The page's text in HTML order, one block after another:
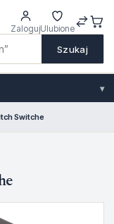
Szukaj
ZalogujUlubione
▾
Switche